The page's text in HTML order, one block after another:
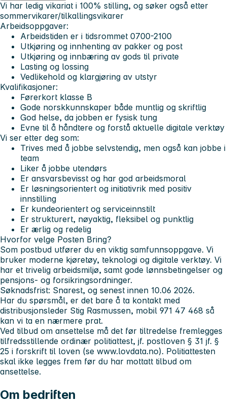
Vi har ledig vikariat i 100% stilling, og søker også etter
sommervikarer/tilkallingsvikarer
Arbeidsoppgaver:
Arbeidstiden er i tidsrommet 0700-2100
Utkjøring og innhenting av pakker og post
Utkjøring og innbæring av gods til private
Lasting og lossing
Vedlikehold og klargjøring av utstyr
Kvalifikasjoner:
Førerkort klasse B
Gode norskkunnskaper både muntlig og skriftlig
God helse, da jobben er fysisk tung
Evne til å håndtere og forstå aktuelle digitale verktøy
Vi ser etter deg som:
Trives med å jobbe selvstendig, men også kan jobbe i
team
Liker å jobbe utendørs
Er ansvarsbevisst og har god arbeidsmoral
Er løsningsorientert og initiativrik med positiv
innstilling
Er kundeorientert og serviceinnstilt
Er strukturert, nøyaktig, fleksibel og punktlig
Er ærlig og redelig
Hvorfor velge Posten Bring?
Som postbud utfører du en viktig samfunnsoppgave. Vi
bruker moderne kjøretøy, teknologi og digitale verktøy. Vi
har et trivelig arbeidsmiljø, samt gode lønnsbetingelser og
pensjons- og forsikringsordninger.
Søknadsfrist: Snarest, og senest innen 10.06 2026.
Har du spørsmål, er det bare å ta kontakt med
distribusjonsleder Stig Rasmussen, mobil 971 47 468 så
kan vi ta en nærmere prat.
Ved tilbud om ansettelse må det før tiltredelse fremlegges
tilfredsstillende ordinær politiattest, jf. postloven § 31 jf. §
25 i forskrift til loven (se www.lovdata.no). Politiattesten
skal ikke legges frem før du har mottatt tilbud om
ansettelse.
Om bedriften